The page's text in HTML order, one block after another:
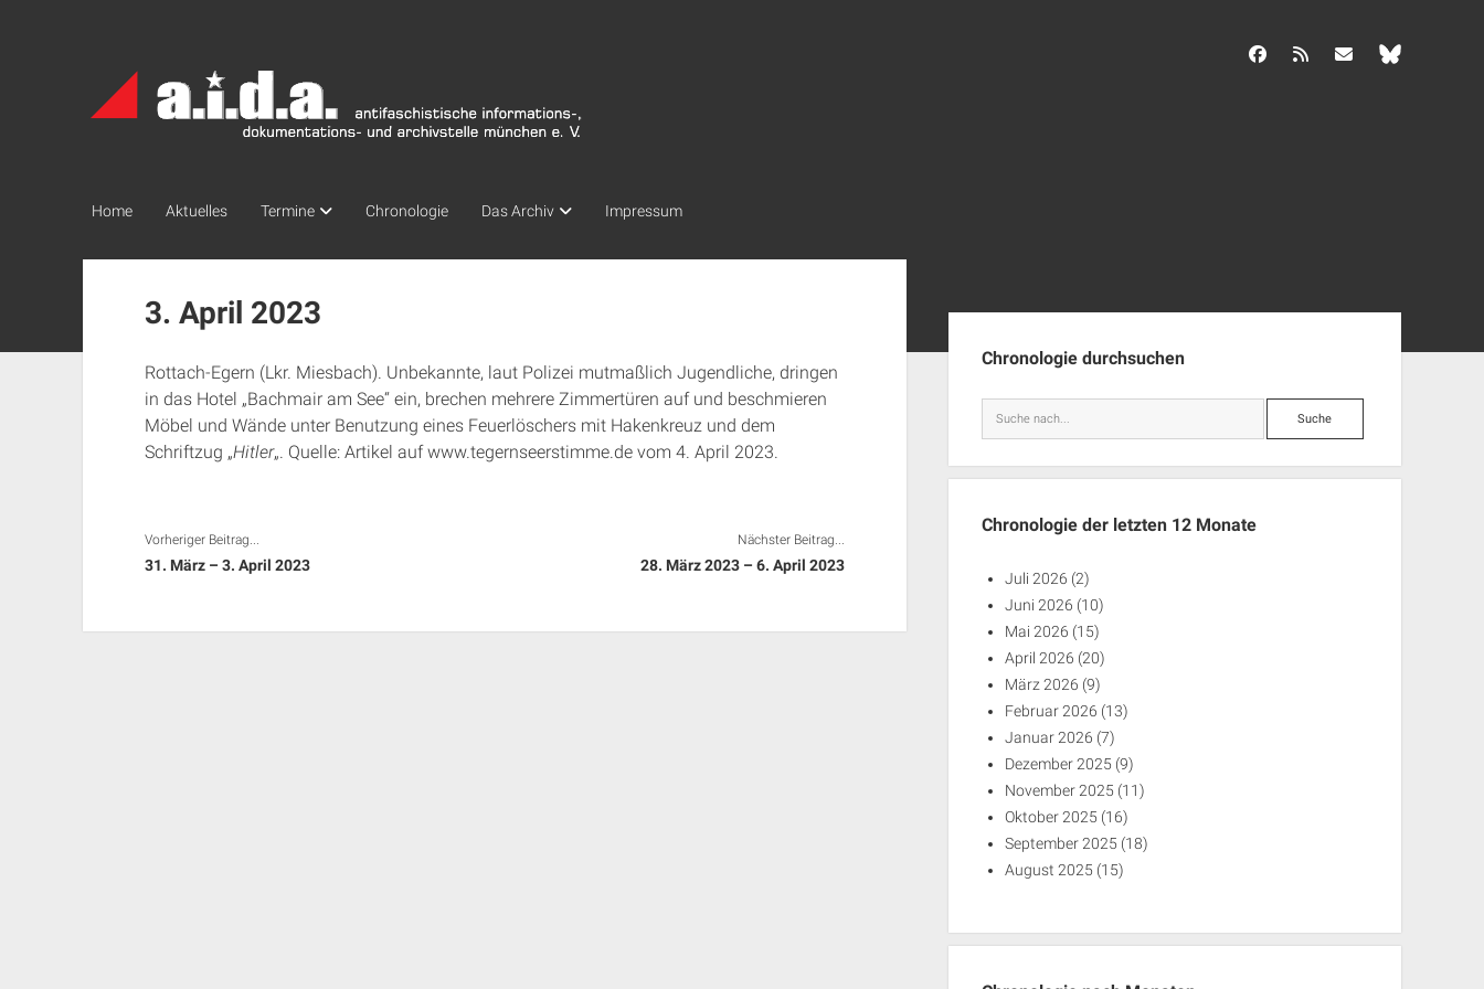
Archiv
München
facebook info@aida-archiv.de
Home Aktuelles Termine Chronologie Das Archiv Impressum
3. April 2023
Rottach-Egern (Lkr. Miesbach). Unbekannte, laut Polizei mutmaßlich Jugendliche, dringen
in das Hotel „Bachmair am See“ ein, brechen mehrere Zimmertüren auf und beschmieren
Möbel und Wände unter Benutzung eines Feuerlöschers mit Hakenkreuz und dem
Schriftzug „Hitler„. Quelle: Artikel auf www.tegernseerstimme.de vom 4. April 2023.
Vorheriger Beitrag...
31. März – 3. April 2023
Nächster Beitrag...
28. März 2023 – 6. April 2023
Chronologie durchsuchen
Suche
Chronologie der letzten 12 Monate
Juli 2026 (2)
Juni 2026 (10)
Mai 2026 (15)
April 2026 (20)
März 2026 (9)
Februar 2026 (13)
Januar 2026 (7)
Dezember 2025 (9)
November 2025 (11)
Oktober 2025 (16)
September 2025 (18)
August 2025 (15)